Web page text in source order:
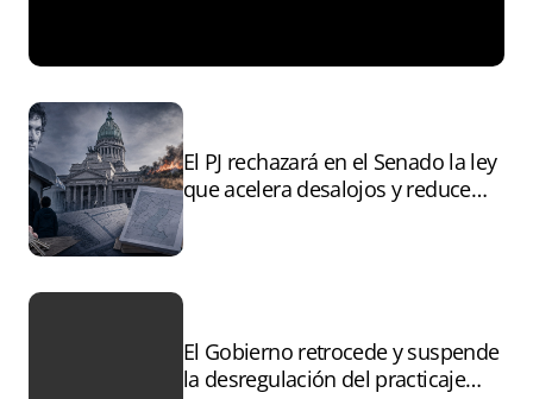
El PJ rechazará en el Senado la ley
que acelera desalojos y reduce
El Gobierno retrocede y suspende
la desregulación del practicaje